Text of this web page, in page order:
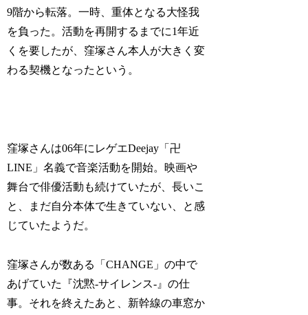
9階から転落。一時、重体となる大怪我
を負った。活動を再開するまでに1年近
くを要したが、窪塚さん本人が大きく変
わる契機となったという。
窪塚さんは06年にレゲエDeejay「卍
LINE」名義で音楽活動を開始。映画や
舞台で俳優活動も続けていたが、長いこ
と、まだ自分本体で生きていない、と感
じていたようだ。
窪塚さんが数ある「CHANGE」の中で
あげていた『沈黙-サイレンス-』の仕
事。それを終えたあと、新幹線の車窓か